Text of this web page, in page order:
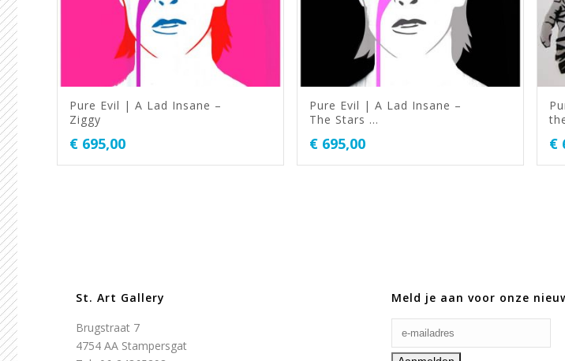
Pure Evil | A Lad Insane –
Ziggy
€ 695,00
Pure Evil | A Lad Insane –
The Stars …
€ 695,00 €
St. Art Gallery
Brugstraat 7
4754 AA Stampersgat
Meld je aan voor onze